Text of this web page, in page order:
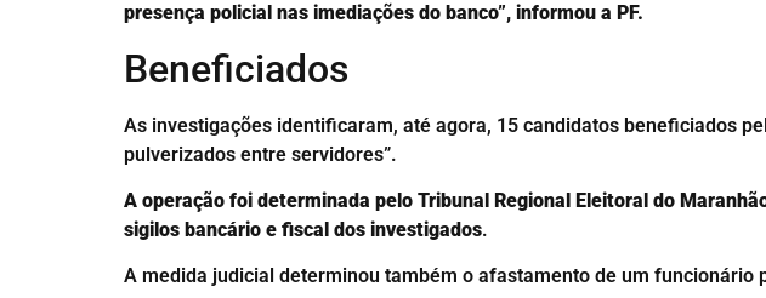
presença policial nas imediações do banco”, informou a PF.
Beneficiados
As investigações identificaram, até agora, 15 candidatos beneficiados
pulverizados entre servidores”.
A operação foi determinada pelo Tribunal Regional Eleitoral do
sigilos bancário e fiscal dos investigados.
A medida judicial determinou também o afastamento de um funcionário